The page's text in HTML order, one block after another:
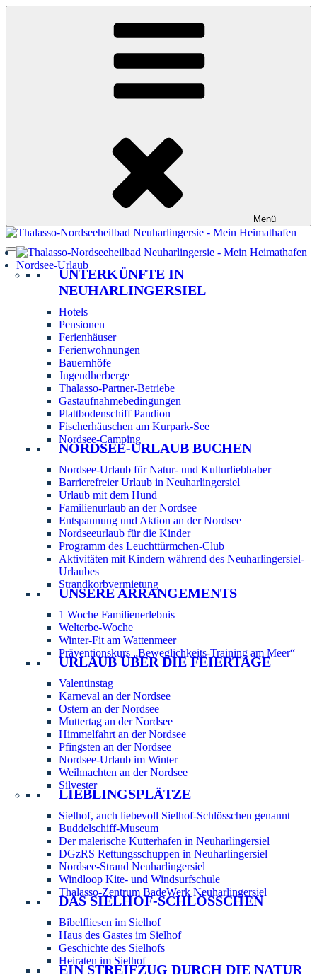
Zum
Menü
Nordsee-Urlaub
UNTERKÜNFTE IN
NEUHARLINGERSIEL
Hotels
Pensionen
Ferienhäuser
Ferienwohnungen
Bauernhöfe
Jugendherberge
Thalasso-Partner-Betriebe
Gastaufnahmebedingungen
Plattbodenschiff Pandion
Fischerhäuschen am Kurpark-See
Nordsee-Camping
NORDSEE-URLAUB BUCHEN
Nordsee-Urlaub für Natur- und Kulturliebhaber
Barrierefreier Urlaub in Neuharlingersiel
Urlaub mit dem Hund
Familienurlaub an der Nordsee
Entspannung und Aktion an der Nordsee
Nordseeurlaub für die Kinder
Programm des Leuchttürmchen-Club
Aktivitäten mit Kindern während des Neuharlingersiel-
Urlaubes
Strandkorbvermietung
UNSERE ARRANGEMENTS
1 Woche Familienerlebnis
Welterbe-Woche
Winter-Fit am Wattenmeer
Präventionskurs „Beweglichkeits-Training am Meer“
URLAUB ÜBER DIE FEIERTAGE
Valentinstag
Karneval an der Nordsee
Ostern an der Nordsee
Muttertag an der Nordsee
Himmelfahrt an der Nordsee
Pfingsten an der Nordsee
Nordsee-Urlaub im Winter
Weihnachten an der Nordsee
Silvester
LIEBLINGSPLÄTZE
Sielhof, auch liebevoll Sielhof-Schlösschen genannt
Buddelschiff-Museum
Der malerische Kutterhafen in Neuharlingersiel
DGzRS Rettungsschuppen in Neuharlingersiel
Nordsee-Strand Neuharlingersiel
Windloop Kite- und Windsurfschule
Thalasso-Zentrum BadeWerk Neuharlingersiel
DAS SIELHOF-SCHLÖSSCHEN
Bibelfliesen im Sielhof
Haus des Gastes im Sielhof
Geschichte des Sielhofs
Heiraten im Sielhof
EIN STREIFZUG DURCH DIE NATUR